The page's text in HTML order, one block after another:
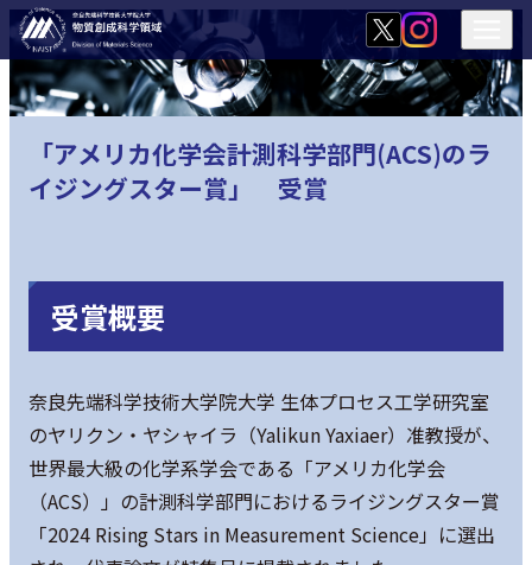
「アメリカ化学会計測科学部門(ACS)のラ
イジングスター賞」 受賞
受賞概要
奈良先端科学技術大学院大学 生体プロセス工学研究室
のヤリクン・ヤシャイラ（Yalikun Yaxiaer）准教授が、
世界最大級の化学系学会である「アメリカ化学会
（ACS）」の計測科学部門におけるライジングスター賞
「2024 Rising Stars in Measurement Science」に選出